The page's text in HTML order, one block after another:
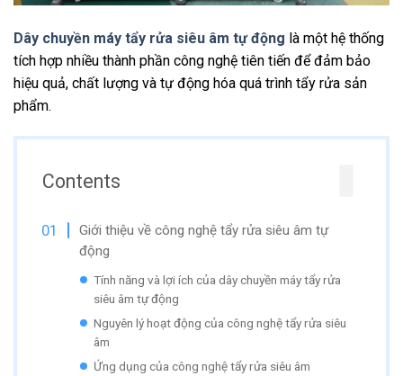
Dây chuyền máy tẩy rửa siêu âm tự động là một hệ thống
tích hợp nhiều thành phần công nghệ tiên tiến để đảm bảo
hiệu quả, chất lượng và tự động hóa quá trình tẩy rửa sản
phẩm.
Contents
Giới thiệu về công nghệ tẩy rửa siêu âm tự
động
Tính năng và lợi ích của dây chuyền máy tẩy rửa
siêu âm tự động
Nguyên lý hoạt động của công nghệ tẩy rửa siêu
âm
Ứng dụng của công nghệ tẩy rửa siêu âm